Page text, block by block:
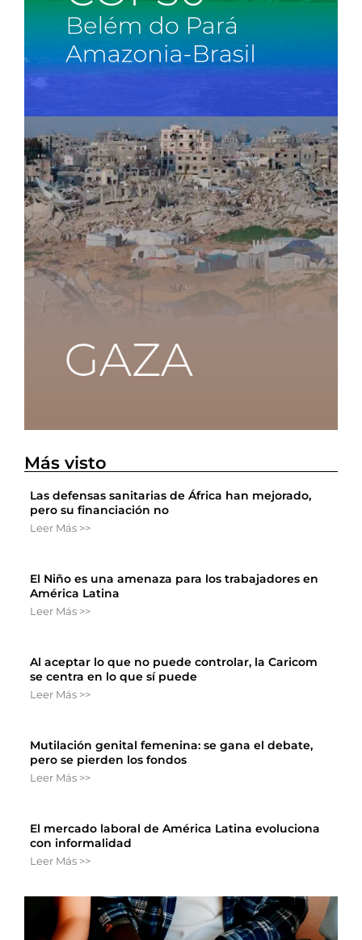
Más visto
Las defensas sanitarias de África han mejorado,
pero su financiación no
Leer Más >>
El Niño es una amenaza para los trabajadores en
América Latina
Leer Más >>
Al aceptar lo que no puede controlar, la Caricom
se centra en lo que sí puede
Leer Más >>
Mutilación genital femenina: se gana el debate,
pero se pierden los fondos
Leer Más >>
El mercado laboral de América Latina evoluciona
con informalidad
Leer Más >>